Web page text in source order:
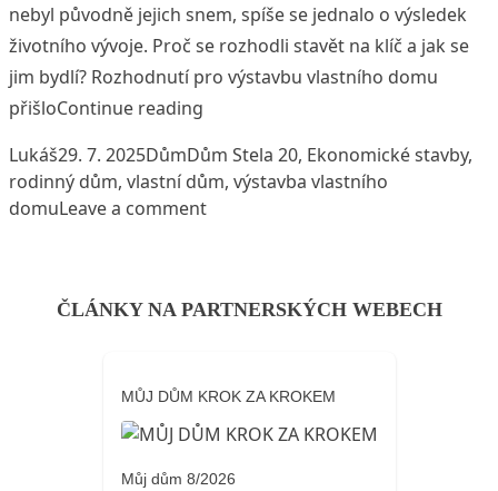
nebyl původně jejich snem, spíše se jednalo o výsledek
životního vývoje. Proč se rozhodli stavět na klíč a jak se
jim bydlí? Rozhodnutí pro výstavbu vlastního domu
přišloContinue reading
Posted by
Lukáš29. 7. 2025Posted in
DůmTags:
Dům Stela 20, Ekonomické stavby,
rodinný dům, vlastní dům, výstavba vlastního
domuLeave a commenton Příběh rodiny Bauerových: Z
ČLÁNKY NA PARTNERSKÝCH WEBECH
MŮJ DŮM KROK ZA KROKEM
Můj dům 8/2026